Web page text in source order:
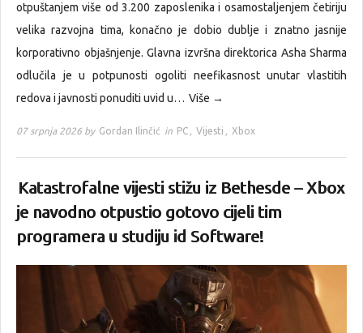
otpuštanjem više od 3.200 zaposlenika i osamostaljenjem četiriju
velika razvojna tima, konačno je dobio dublje i znatno jasnije
korporativno objašnjenje. Glavna izvršna direktorica Asha Sharma
odlučila je u potpunosti ogoliti neefikasnost unutar vlastitih
redova i javnosti ponuditi uvid u… Više →
07 srpnja 2026 by Gordan Ilinčić in PC , Vijesti , Xbox
Katastrofalne vijesti stižu iz Bethesde – Xbox
je navodno otpustio gotovo cijeli tim
programera u studiju id Software!